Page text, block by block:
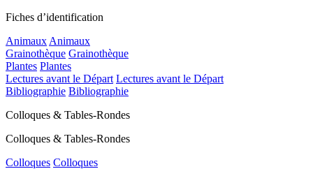
Fiches d’identification
Animaux Animaux
Grainothèque Grainothèque
Plantes Plantes
Lectures avant le Départ Lectures avant le Départ
Bibliographie Bibliographie
Colloques & Tables-Rondes
Colloques & Tables-Rondes
Colloques Colloques